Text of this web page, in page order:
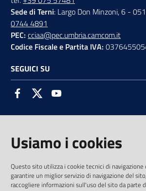
Sede di Terni: Largo Don Minzoni, 6 -
0744 4891
PEC: cciaa@pec.umbria.camcom.it
Codice Fiscale e Partita IVA:
SEGUICI SU
FacebookTwitter
AMMINISTRAZIONE TRASPARENTE
Usiamo i cookies
Questo sito utilizza i cookie tecnici di navigazione
garantire un miglior servizio di navigazione del
raccogliere informazioni sull'uso del sito da parte